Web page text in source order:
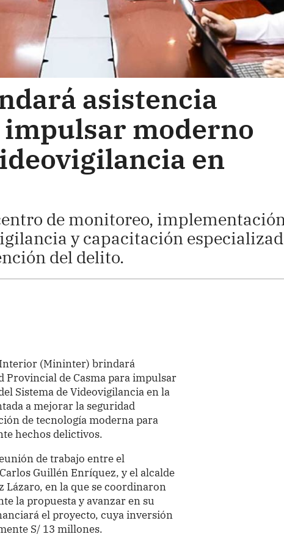
asistencia
moderno
en
de monitoreo,
y capacitación
del delito.
(Mininter) brindará
Provincial de Casma para impulsar
Sistema de Videovigilancia en la
a mejorar la seguridad
de tecnología moderna para
hechos delictivos.
de trabajo entre el
Guillén Enríquez, y el alcalde
Lázaro, en la que se coordinaron
la propuesta y avanzar en su
el proyecto, cuya inversión
S/ 13 millones.